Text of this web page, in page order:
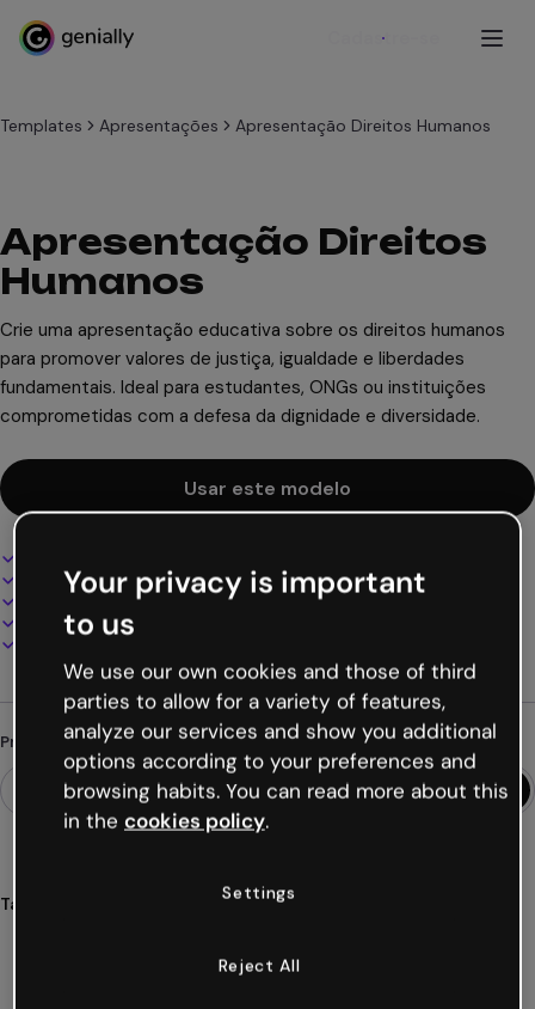
Cadastre-se
Templates Apresentações Apresentação Direitos Humanos
Apresentação Direitos
Humanos
Crie uma apresentação educativa sobre os direitos humanos
para promover valores de justiça, igualdade e liberdades
fundamentais. Ideal para estudantes, ONGs ou instituições
comprometidas com a defesa da dignidade e diversidade.
Usar este modelo
100% personalizável
Adicione áudio, vídeo e multimídia
Apresente, compartilhe ou publique online
Baixe em PDF, MP4 e outros formatos
Procurando algo diferente?
Tags
Your privacy is important
to us
We use our own cookies and those of third
parties to allow for a variety of features,
analyze our services and show you additional
options according to your preferences and
browsing habits. You can read more about this
in the cookies policy.
Settings
Reject All